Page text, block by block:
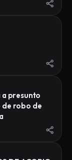
a presunto
robo de